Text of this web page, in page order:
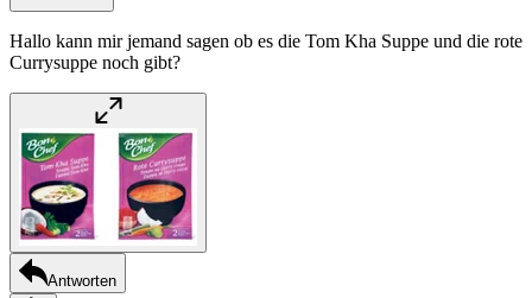
Hallo kann mir jemand sagen ob es die Tom Kha Suppe und die rote
Currysuppe noch gibt?
Antworten